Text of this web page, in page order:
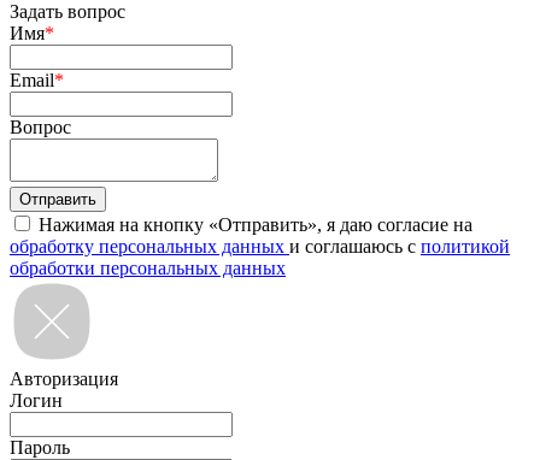
Задать вопрос
Имя*
Email*
Вопрос
Нажимая на кнопку «Отправить», я даю согласие на
обработку персональных данных и соглашаюсь с политикой
обработки персональных данных
Авторизация
Логин
Пароль